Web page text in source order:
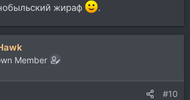
жираф
.
Member
#10